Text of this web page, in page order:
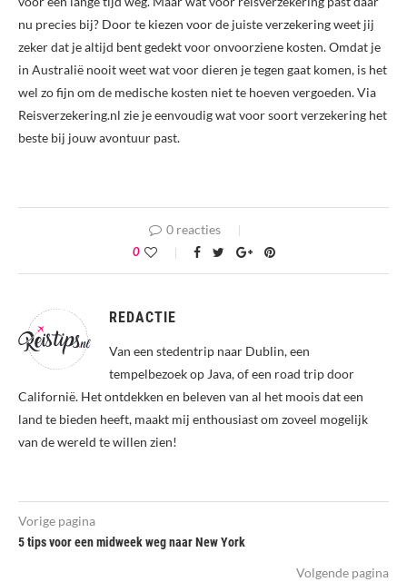
nu precies bij? Door te kiezen voor de juiste verzekering weet jij
zeker dat je altijd bent gedekt voor onvoorziene kosten. Omdat je
in Australië nooit weet wat voor dieren je tegen gaat komen, is het
wel zo fijn om de medische kosten niet te hoeven vergoeden. Via
Reisverzekering.nl zie je eenvoudig wat voor soort verzekering het
beste bij jouw avontuur past.
0 reacties
0
REDACTIE
Van een stedentrip naar Dublin, een
tempelbezoek op Java, of een road trip door
Californië. Het ontdekken en beleven van al het moois dat een
land te bieden heeft, maakt mij enthousiast om zoveel mogelijk
van de wereld te willen zien!
Vorige pagina
5 tips voor een midweek weg naar New York
Volgende pagina